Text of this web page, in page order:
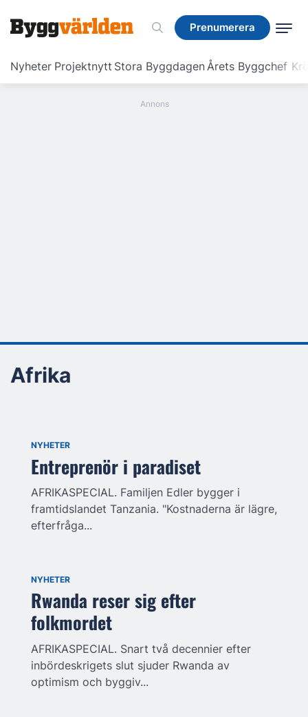
Prenumerera
Nyheter Projektnytt Stora ByggdagenÅrets Byggchef
Prenumerera
Afrika
NYHETER
Entreprenör i paradiset
AFRIKASPECIAL. Familjen Edler bygger i
framtidslandet Tanzania. "Kostnaderna är lägre,
efterfråga...
NYHETER
Rwanda reser sig efter
folkmordet
AFRIKASPECIAL. Snart två decennier efter
inbördeskrigets slut sjuder Rwanda av
optimism och byggiv...